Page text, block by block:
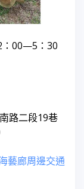
：00—5：30
路二段19巷
藝廊周邊交通